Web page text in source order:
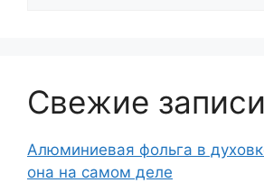
Свежие записи
Алюминиевая фольга в
она на самом деле